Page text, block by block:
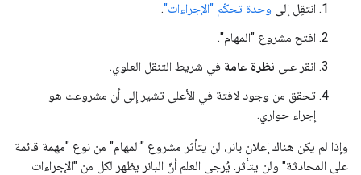
انتقِل إلى وحدة تحكّم "الإجراءات".
افتح مشروع "المهام".
انقر على نظرة عامة في شريط التنقل العلوي.
تحقق من وجود لافتة في الأعلى تشير إلى أن مشروعك هو
إجراء حواري.
وإذا لم يكن هناك إعلان بانر، لن يتأثر مشروع "المهام" من نوع "مهمة قائمة
على المحادثة" ولن يتأثر. يُرجى العلم أنّ البانر يظهر لكل من "الإجراءات